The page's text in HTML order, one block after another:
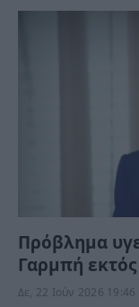
Πρόβλημα
Γαρμπή
Δε, 22 Ιούν 2026 19:46